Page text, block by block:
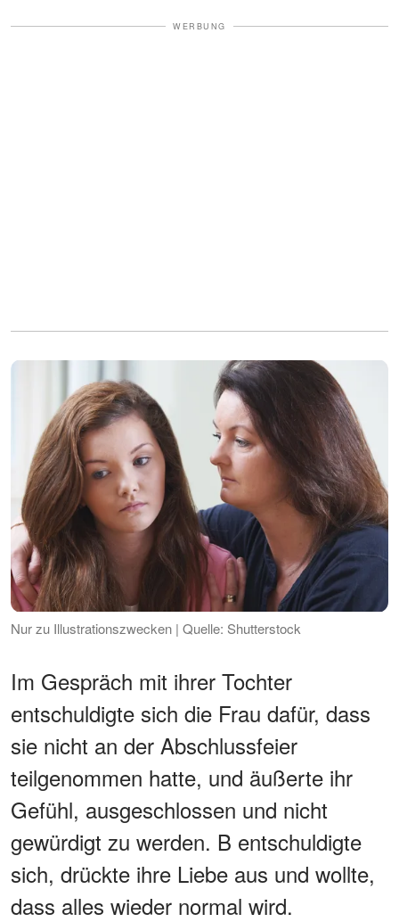
WERBUNG
Nur zu Illustrationszwecken | Quelle: Shutterstock
Im Gespräch mit ihrer Tochter
entschuldigte sich die Frau dafür, dass
sie nicht an der Abschlussfeier
teilgenommen hatte, und äußerte ihr
Gefühl, ausgeschlossen und nicht
gewürdigt zu werden. B entschuldigte
sich, drückte ihre Liebe aus und wollte,
dass alles wieder normal wird.